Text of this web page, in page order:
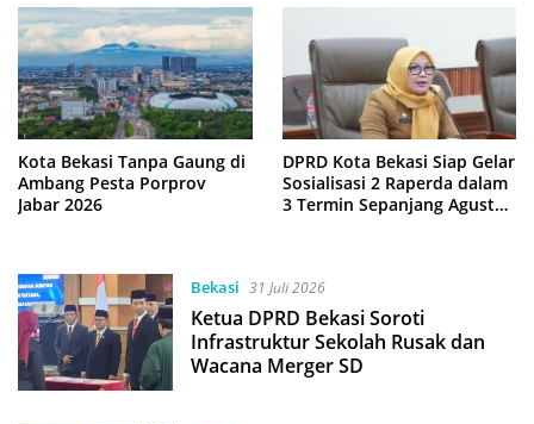
Kota Bekasi Tanpa Gaung di
Ambang Pesta Porprov
Jabar 2026
DPRD Kota Bekasi Siap Gelar
Sosialisasi 2 Raperda dalam
3 Termin Sepanjang Agustus
Bekasi 31 Juli 2026
Ketua DPRD Bekasi Soroti
Infrastruktur Sekolah Rusak dan
Wacana Merger SD